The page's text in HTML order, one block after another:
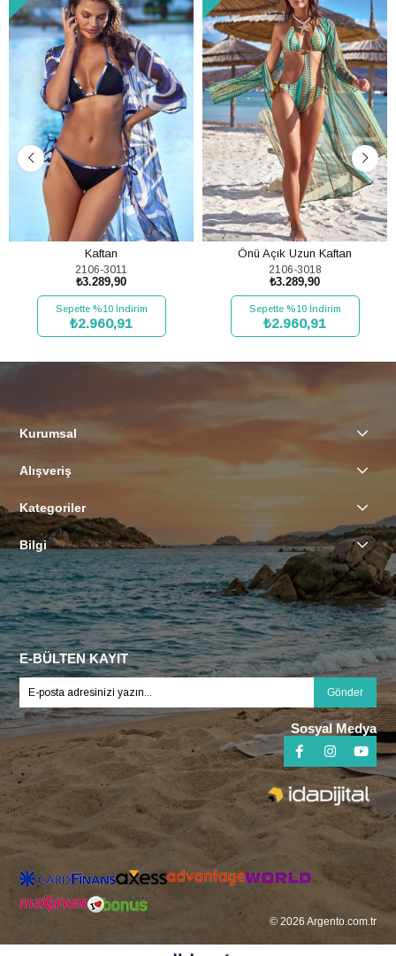
Kaftan
2106-3011
₺3.289,90
Sepette %10 İndirim
₺2.960,91
SEPETE EKLE
Önü Açık Uzun Kaftan
2106-3018
₺3.289,90
Sepette %10 İndirim
₺2.960,91
SEPETE EKLE
Kurumsal
Alışveriş
Kategoriler
Bilgi
E-BÜLTEN KAYIT
Gönder
Sosyal Medya
© 2026 Argento.com.tr